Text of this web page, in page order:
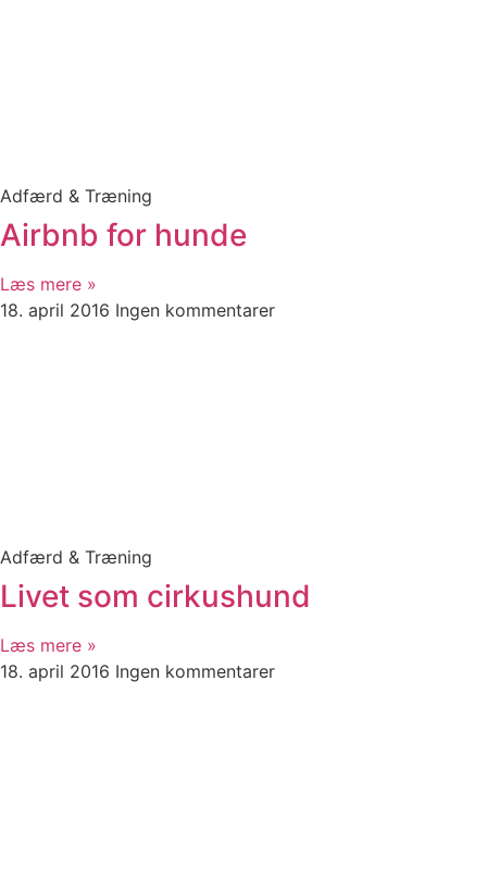
Adfærd & Træning
Airbnb for hunde
Læs mere »
18. april 2016 Ingen kommentarer
Adfærd & Træning
Livet som cirkushund
Læs mere »
18. april 2016 Ingen kommentarer